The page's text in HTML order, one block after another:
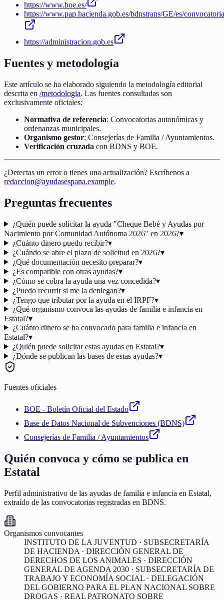
https://www.boe.es/
https://www.pap.hacienda.gob.es/bdnstrans/GE/es/
https://administracion.gob.es
Fuentes y metodología
Este artículo se ha elaborado siguiendo la metodología editorial
descrita en /metodologia. Las fuentes consultadas son
exclusivamente oficiales:
Normativa de referencia: Convocatorias autonómicas y
ordenanzas municipales.
Organismo gestor: Consejerías de Familia / Ayuntamientos.
Verificación cruzada con BDNS y BOE.
¿Detectas un error o tienes una actualización? Escríbenos a
redaccion@ayudasespana.example.
Preguntas frecuentes
¿Quién puede solicitar la ayuda "Cheque Bebé y Ayudas por
Nacimiento por Comunidad Autónoma 2026" en 2026?▾
¿Cuánto dinero puedo recibir?▾
¿Cuándo se abre el plazo de solicitud en 2026?▾
¿Qué documentación necesito preparar?▾
¿Es compatible con otras ayudas?▾
¿Cómo se cobra la ayuda una vez concedida?▾
¿Puedo recurrir si me la deniegan?▾
¿Tengo que tributar por la ayuda en el IRPF?▾
¿Qué organismo convoca las ayudas de familia e infancia en
Estatal?▾
¿Cuánto dinero se ha convocado para familia e infancia en
Estatal?▾
¿Quién puede solicitar estas ayudas en Estatal?▾
¿Dónde se publican las bases de estas ayudas?▾
Fuentes oficiales
BOE - Boletín Oficial del Estado
Base de Datos Nacional de Subvenciones (BDNS)
Consejerías de Familia / Ayuntamientos
Quién convoca y cómo se publica en
Estatal
Perfil administrativo de las ayudas de familia e infancia en Estatal,
extraído de las convocatorias registradas en BDNS.
Organismos convocantes
INSTITUTO DE LA JUVENTUD · SUBSECRETARÍA
DE HACIENDA · DIRECCIÓN GENERAL DE
DERECHOS DE LOS ANIMALES · DIRECCIÓN
GENERAL DE AGENDA 2030 · SUBSECRETARÍA DE
TRABAJO Y ECONOMÍA SOCIAL · DELEGACIÓN
DEL GOBIERNO PARA EL PLAN NACIONAL SOBRE
DROGAS · REAL PATRONATO SOBRE